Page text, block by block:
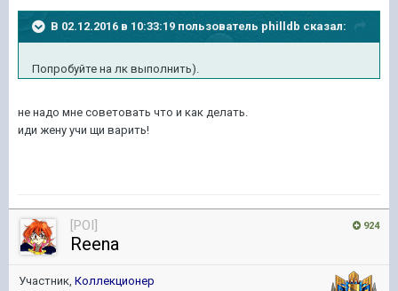
В 02.12.2016 в 10:33:19 пользователь philldb сказал:
Попробуйте на лк выполнить).
не надо мне советовать что и как делать.
иди жену учи щи варить!
924
[POI]
Reena
Участник, Коллекционер